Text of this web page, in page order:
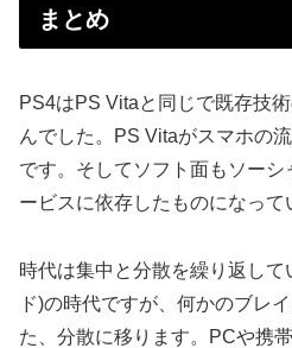
まとめ
PS4はPS Vitaと同じで既存技
んでした。PS Vitaがスマホの
です。そしてソフト面もソー
ービスに依存したものになって
時代は集中と分散を繰り返し
ド)の時代ですが、何かのブレ
た、分散に移ります。PCや携